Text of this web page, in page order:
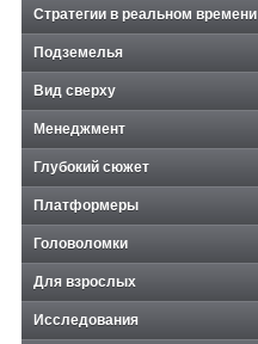
Стратегии в реальном времени
Подземелья
Вид сверху
Менеджмент
Глубокий сюжет
Платформеры
Головоломки
Для взрослых
Исследования